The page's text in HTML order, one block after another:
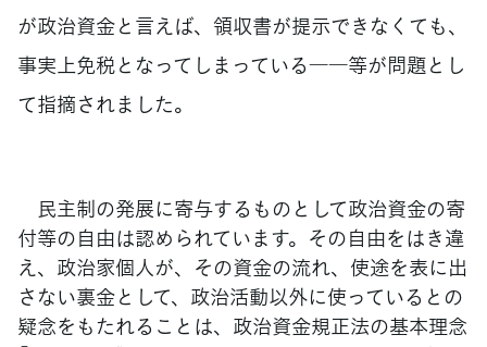
が政治資金と言えば、領収書が提示できなくても、
事実上免税となってしまっている――等が問題とし
て指摘されました。
民主制の発展に寄与するものとして政治資金の寄
付等の自由は認められています。その自由をはき違
え、政治家個人が、その資金の流れ、使途を表に出
さない裏金として、政治活動以外に使っているとの
疑念をもたれることは、政治資金規正法の基本理念